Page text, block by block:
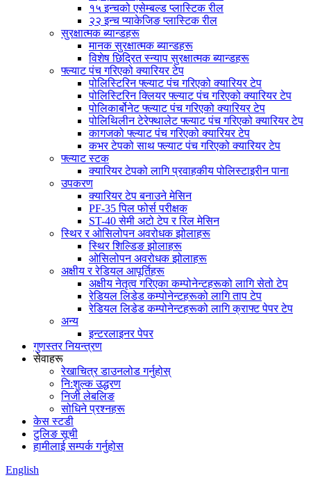
१५ इन्चको एसेम्बल्ड प्लास्टिक रील
२२ इन्च प्याकेजिङ प्लास्टिक रील
सुरक्षात्मक ब्यान्डहरू
मानक सुरक्षात्मक ब्यान्डहरू
विशेष छिद्रित स्न्याप सुरक्षात्मक ब्यान्डहरू
फ्ल्याट पंच गरिएको क्यारियर टेप
पोलिस्टिरिन फ्ल्याट पंच गरिएको क्यारियर टेप
पोलिस्टिरिन क्लियर फ्ल्याट पंच गरिएको क्यारियर टेप
पोलिकार्बोनेट फ्ल्याट पंच गरिएको क्यारियर टेप
पोलिथिलीन टेरेफ्थालेट फ्ल्याट पंच गरिएको क्यारियर टेप
कागजको फ्ल्याट पंच गरिएको क्यारियर टेप
कभर टेपको साथ फ्ल्याट पंच गरिएको क्यारियर टेप
फ्ल्याट स्टक
क्यारियर टेपको लागि प्रवाहकीय पोलिस्टाइरीन पाना
उपकरण
क्यारियर टेप बनाउने मेसिन
PF-35 पिल फोर्स परीक्षक
ST-40 सेमी अटो टेप र रिल मेसिन
स्थिर र ओसिलोपन अवरोधक झोलाहरू
स्थिर शिल्डिङ झोलाहरू
ओसिलोपन अवरोधक झोलाहरू
अक्षीय र रेडियल आपूर्तिहरू
अक्षीय नेतृत्व गरिएका कम्पोनेन्टहरूको लागि सेतो टेप
रेडियल लिडेड कम्पोनेन्टहरूको लागि ताप टेप
रेडियल लिडेड कम्पोनेन्टहरूको लागि क्राफ्ट पेपर टेप
अन्य
इन्टरलाइनर पेपर
गुणस्तर नियन्त्रण
सेवाहरू
रेखाचित्र डाउनलोड गर्नुहोस्
नि:शुल्क उद्धरण
निजी लेबलिङ
सोधिने प्रश्नहरू
केस स्टडी
टुलिङ सूची
हामीलाई सम्पर्क गर्नुहोस
English